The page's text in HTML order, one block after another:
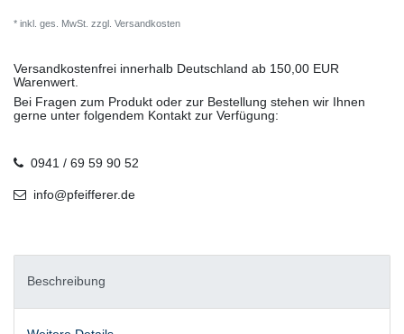
* inkl. ges. MwSt. zzgl. Versandkosten
Versandkostenfrei innerhalb Deutschland ab 150,00 EUR
Warenwert.
Bei Fragen zum Produkt oder zur Bestellung stehen wir Ihnen
gerne unter folgendem Kontakt zur Verfügung:
0941 / 69 59 90 52
info@pfeifferer.de
Beschreibung